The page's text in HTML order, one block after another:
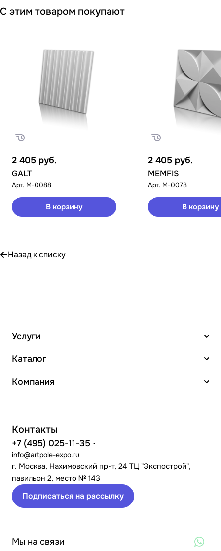
С этим товаром покупают
2 405 руб.
GALT
Арт. M-0088
В корзину
2 405 руб.
MEMFIS
Арт. M-0078
В корзину
Назад к списку
Услуги
Каталог
Компания
Контакты
+7 (495) 025-11-35
info@artpole-expo.ru
г. Москва, Нахимовский пр-т, 24 ТЦ "Экспострой",
павильон 2, место № 143
Подписаться на рассылку
Мы на связи